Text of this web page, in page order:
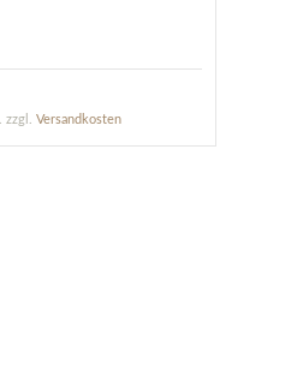
zzgl. Versandkosten